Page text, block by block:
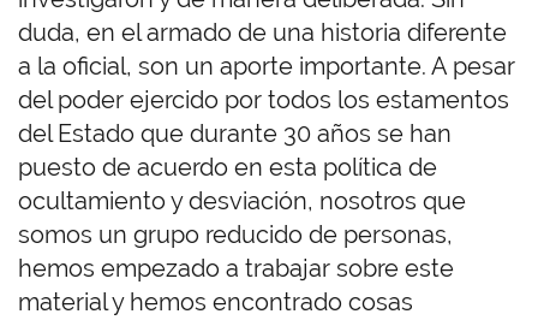
duda, en el armado de una historia diferente
a la oficial, son un aporte importante. A pesar
del poder ejercido por todos los estamentos
del Estado que durante 30 años se han
puesto de acuerdo en esta política de
ocultamiento y desviación, nosotros que
somos un grupo reducido de personas,
hemos empezado a trabajar sobre este
material y hemos encontrado cosas